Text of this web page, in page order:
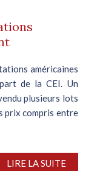
américaines
de la CEI. Un
plusieurs lots
prix compris entre
LIRE LA SUITE